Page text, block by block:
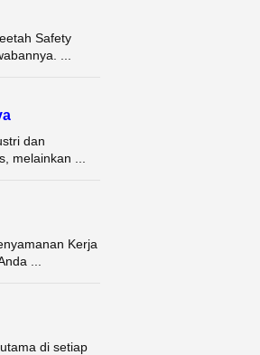
Safety
...
dan
melainkan ...
Kerja
...
di setiap